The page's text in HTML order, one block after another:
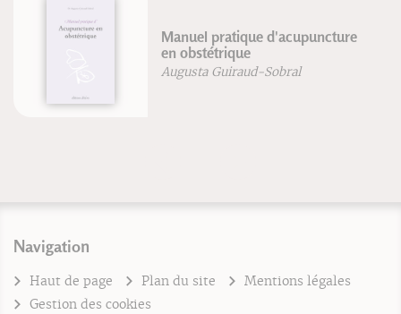
Manuel pratique d'acupuncture
en obstétrique
Augusta Guiraud-Sobral
Navigation
Haut de page Plan du site
Mentions légales
Gestion des cookies